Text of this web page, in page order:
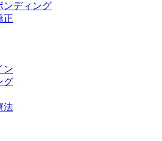
ンディング
正
ン
グ
法